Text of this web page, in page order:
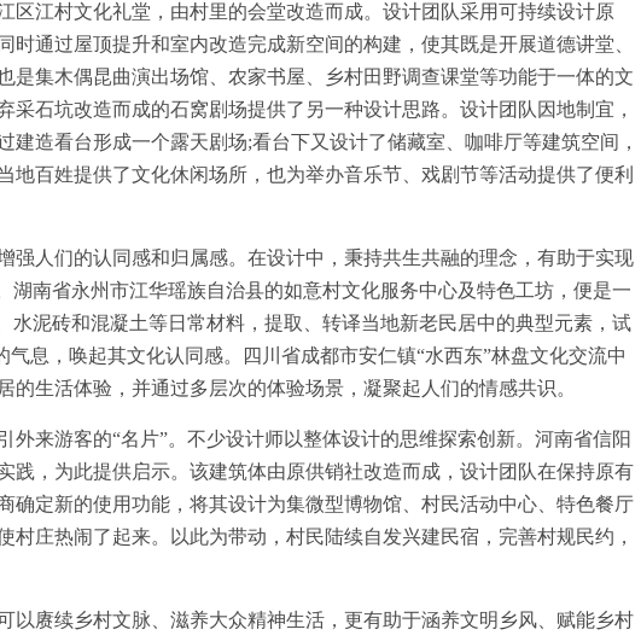
区江村文化礼堂，由村里的会堂改造而成。设计团队采用可持续设计原
时通过屋顶提升和室内改造完成新空间的构建，使其既是开展道德讲堂、
是集木偶昆曲演出场馆、农家书屋、乡村田野调查课堂等功能于一体的文
石坑改造而成的石窝剧场提供了另一种设计思路。设计团队因地制宜，
建造看台形成一个露天剧场;看台下又设计了储藏室、咖啡厅等建筑空间，
地百姓提供了文化休闲场所，也为举办音乐节、戏剧节等活动提供了便利
人们的认同感和归属感。在设计中，秉持共生共融的理念，有助于实现
湖南省永州市江华瑶族自治县的如意村文化服务中心及特色工坊，便是一
水泥砖和混凝土等日常材料，提取、转译当地新老民居中的典型元素，试
气息，唤起其文化认同感。四川省成都市安仁镇“水西东”林盘文化交流中
生活体验，并通过多层次的体验场景，凝聚起人们的情感共识。
来游客的“名片”。不少设计师以整体设计的思维探索创新。河南省信阳
践，为此提供启示。该建筑体由原供销社改造而成，设计团队在保持原有
确定新的使用功能，将其设计为集微型博物馆、村民活动中心、特色餐厅
村庄热闹了起来。以此为带动，村民陆续自发兴建民宿，完善村规民约，
赓续乡村文脉、滋养大众精神生活，更有助于涵养文明乡风、赋能乡村